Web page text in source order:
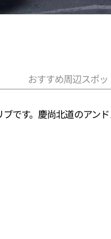
おすすめ周辺スポッ
です。慶尚北道のアン